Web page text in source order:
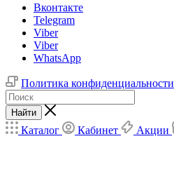
Вконтакте
Telegram
Viber
Viber
WhatsApp
Политика конфиденциальности
Найти
Каталог Кабинет Акции